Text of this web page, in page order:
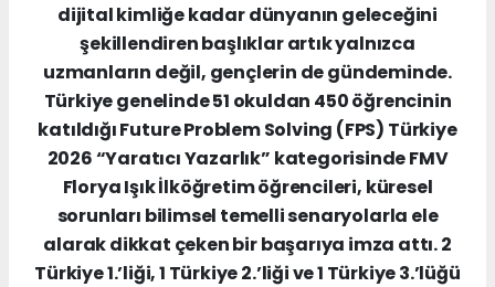
dijital kimliğe kadar dünyanın geleceğini
şekillendiren başlıklar artık yalnızca
uzmanların değil, gençlerin de gündeminde.
Türkiye genelinde 51 okuldan 450 öğrencinin
katıldığı Future Problem Solving (FPS) Türkiye
2026 “Yaratıcı Yazarlık” kategorisinde FMV
Florya Işık İlköğretim öğrencileri, küresel
sorunları bilimsel temelli senaryolarla ele
alarak dikkat çeken bir başarıya imza attı. 2
Türkiye 1.’liği, 1 Türkiye 2.’liği ve 1 Türkiye 3.’lüğü